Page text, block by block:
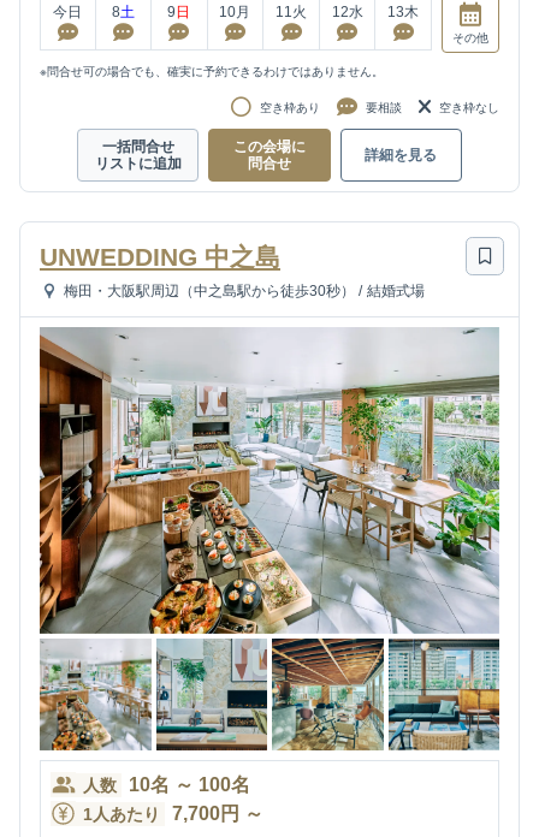
今日 8土 9 日 10月 11火 12水 13木
その他
※問合せ可の場合でも、確実に予約できるわけではありません。
空き枠あり 要相談 空き枠なし
一括問合せ
リストに追加
この会場に
問合せ
詳細を見る
UNWEDDING 中之島
梅田・大阪駅周辺（中之島駅から徒歩30秒） / 結婚式場
人数 10名 ～ 100名
1人あたり 7,700円 ～